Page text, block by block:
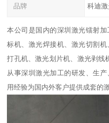
品牌 科迪
本公司是国内的深圳激光镭射
标机、激光焊接机、激光切割
打孔机、激光划片机、激光剥线
从事深圳激光加工的研发、生
用经验为国内外客户提供成套的